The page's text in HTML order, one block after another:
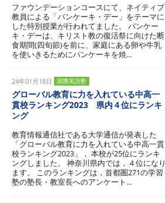
ファウンデーションコースにて、ネイティブ
教員による「パンケーキ・デー」をテーマに
した特別授業が行われてました。 パンケー
キ・デーは、キリスト教の復活祭に向けた断
食期間(四旬節)を前に、家庭にある卵や牛乳
を使いきるためにパンケーキを焼…
24年01月18日 国際英語塾
グローバル教育に力を入れている中高一
貫校ランキング2023 県内４位にランキ
ング
教育情報通信社である大学通信が発表した
「グローバル教育に力を入れている中高一貫
校ランキング2023」， 本校が25位にランキ
ングしました。 神奈川県内では，４位になり
ます。 このランキングは，首都圏271の学習
塾の塾長・教室長へのアンケート…